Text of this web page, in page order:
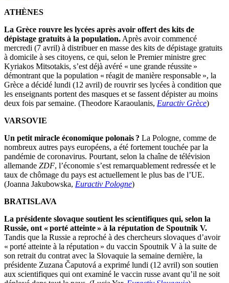
ATHÈNES
La Grèce rouvre les lycées après avoir offert des kits de
dépistage gratuits à la population. Après avoir commencé
mercredi (7 avril) à distribuer en masse des kits de dépistage gratuits
à domicile à ses citoyens, ce qui, selon le Premier ministre grec
Kyriakos Mitsotakis, s’est déjà avéré « une grande réussite »
démontrant que la population « réagit de manière responsable », la
Grèce a décidé lundi (12 avril) de rouvrir ses lycées à condition que
les enseignants portent des masques et se fassent dépister au moins
deux fois par semaine. (Theodore Karaoulanis, Euractiv Grèce)
VARSOVIE
Un petit miracle économique polonais ? La Pologne, comme de
nombreux autres pays européens, a été fortement touchée par la
pandémie de coronavirus. Pourtant, selon la chaîne de télévision
allemande ZDF, l’économie s’est remarquablement redressée et le
taux de chômage du pays est actuellement le plus bas de l’UE.
(Joanna Jakubowska, Euractiv Pologne)
BRATISLAVA
La présidente slovaque soutient les scientifiques qui, selon la
Russie, ont « porté atteinte » à la réputation de Spoutnik V.
Tandis que la Russie a reproché à des chercheurs slovaques d’avoir
« porté atteinte à la réputation » du vaccin Spoutnik V à la suite de
son retrait du contrat avec la Slovaquie la semaine dernière, la
présidente Zuzana Čaputová a exprimé lundi (12 avril) son soutien
aux scientifiques qui ont examiné le vaccin russe avant qu’il ne soit